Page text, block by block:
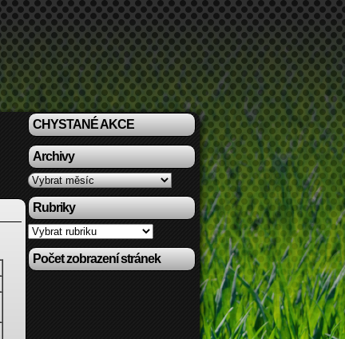
CHYSTANÉ AKCE
Archivy
Archivy
Rubriky
Rubriky
Počet zobrazení stránek